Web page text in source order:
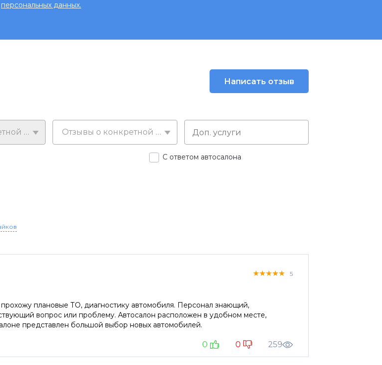
персональных данных.
Отзывы о конкретной модели Отзывы о конкретной услуге
С ответом автосалона
Написать отзыв
★★★★★
★★★★★
★★★★★ 5
плановые ТО, диагностику автомобиля. Персонал знающий,
вопрос или проблему. Автосалон расположен в удобном месте,
представлен большой выбор новых автомобилей.
0 0 259